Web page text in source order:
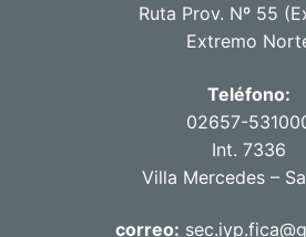
Ruta Prov. Nº 55
Extremo
Teléfono:
02657-
Int. 7336
Villa Mercedes –
correo: